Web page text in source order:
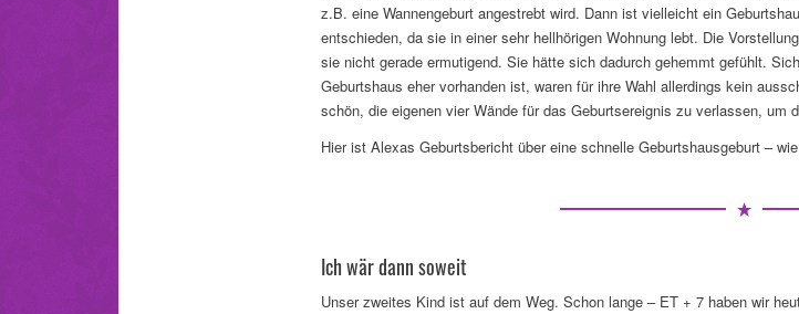
z.B. eine Wannengeburt angestrebt wird. Dann ist vielleicht ein
entschieden, da sie in einer sehr hellhörigen Wohnung lebt. Die
sie nicht gerade ermutigend. Sie hätte sich dadurch gehemmt gefühlt.
Geburtshaus eher vorhanden ist, waren für ihre Wahl allerdings kein
schön, die eigenen vier Wände für das Geburtsereignis zu verlassen,
Hier ist Alexas Geburtsbericht über eine schnelle Geburtshausgeburt –
Ich wär dann soweit
Unser zweites Kind ist auf dem Weg. Schon lange – ET + 7 haben wir